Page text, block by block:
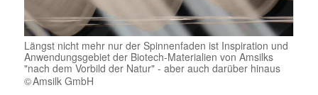
Längst nicht mehr nur der Spinnenfaden ist Inspiration und
Anwendungsgebiet der Biotech-Materialien von Amsilks
"nach dem Vorbild der Natur" - aber auch darüber hinaus
Amsilk GmbH